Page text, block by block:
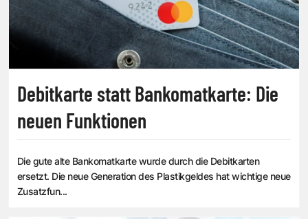
Debitkarte statt Bankomatkarte: Die
neuen Funktionen
Die gute alte Bankomatkarte wurde durch die Debitkarten
ersetzt. Die neue Generation des Plastikgeldes hat wichtige neue
Zusatzfun...